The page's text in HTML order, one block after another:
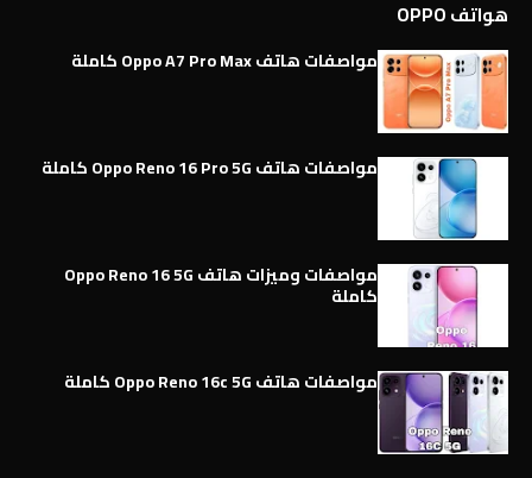
هواتف OPPO
مواصفات هاتف Oppo A7 Pro Max كاملة
مواصفات هاتف Oppo Reno 16 Pro 5G كاملة
مواصفات وميزات هاتف Oppo Reno 16 5G
كاملة
مواصفات هاتف Oppo Reno 16c 5G كاملة